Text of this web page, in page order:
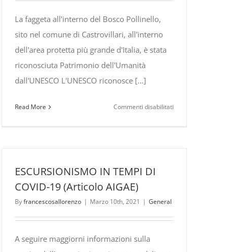
La faggeta all'interno del Bosco Pollinello,
sito nel comune di Castrovillari, all'interno
dell'area protetta più grande d'Italia, è stata
riconosciuta Patrimonio dell'Umanità
dall'UNESCO L'UNESCO riconosce [...]
Read More Commenti disabilitati
ESCURSIONISMO IN TEMPI DI
COVID-19 (Articolo AIGAE)
Byfrancescosallorenzo | Marzo 10th, 2021 | General
A seguire maggiorni informazioni sulla